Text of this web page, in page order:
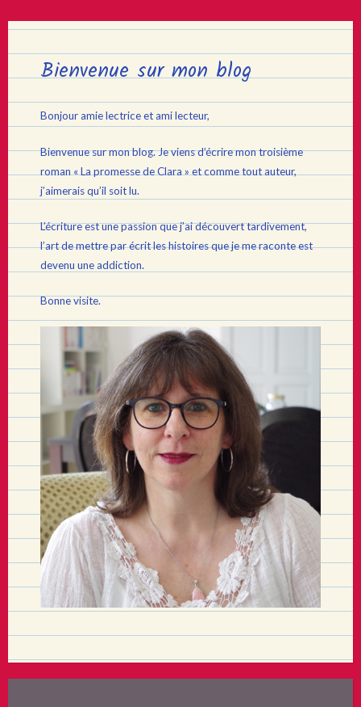
Bienvenue sur mon blog
Bonjour amie lectrice et ami lecteur,
Bienvenue sur mon blog. Je viens d’écrire mon troisième
roman « La promesse de Clara » et comme tout auteur,
j’aimerais qu’il soit lu.
L’écriture est une passion que j’ai découvert tardivement,
l’art de mettre par écrit les histoires que je me raconte est
devenu une addiction.
Bonne visite.